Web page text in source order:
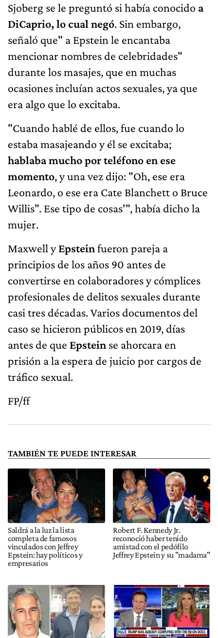
Sjoberg se le preguntó si había conocido a
DiCaprio, lo cual negó. Sin embargo,
señaló que" a Epstein le encantaba
mencionar nombres de celebridades"
durante los masajes, que en muchas
ocasiones incluían actos sexuales, ya que
era algo que lo excitaba.
"Cuando hablé de ellos, fue cuando lo
estaba masajeando y él se excitaba;
hablaba mucho por teléfono en ese
momento, y una vez dijo: "Oh, ese era
Leonardo, o ese era Cate Blanchett o Bruce
Willis". Ese tipo de cosas'", había dicho la
mujer.
Maxwell yEpsteinfueron pareja a
principios de los años 90 antes de
convertirse en colaboradores y cómplices
profesionales de delitos sexuales durante
casi tres décadas. Varios documentos del
caso se hicieron públicos en 2019, días
antes de que Epstein se ahorcara en
prisión a la espera de juicio por cargos de
tráfico sexual.
FP/ff
TAMBIÉN TE PUEDE INTERESAR
Saldrá a la luz la lista
completa de famosos
vinculados con Jeffrey
Epstein: hay políticos y
empresarios
Robert F. Kennedy Jr.
reconoció haber tenido
amistad con el pedófilo
Jeffrey Epstein y su "madama"